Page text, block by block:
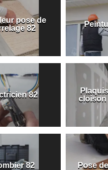
pose de
82
82
cloison
82 Pose